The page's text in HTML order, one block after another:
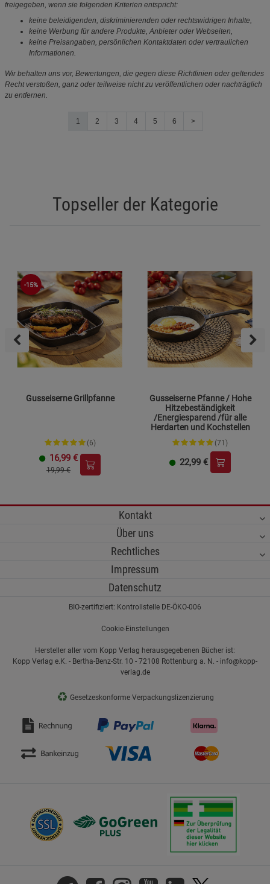
freigegeben, wenn sie folgenden Kriterien entspricht:
keine beleidigenden, diskriminierenden oder rechtswidrigen Inhalte,
keine Werbung für andere Produkte, Anbieter oder Webseiten,
keine Preisangaben, persönlichen Kontaktdaten oder vertraulichen
Informationen.
Wir behalten uns vor, Bewertungen, die gegen diese Richtlinien oder geltendes
Recht verstoßen, ganz oder teilweise nicht zu veröffentlichen oder nachträglich
zu entfernen.
1 2 3 4 5 6 >
Topseller der Kategorie
-15%
Gusseiserne Grillpfanne
(6)
16,99 €
19,99 €
Gusseiserne Pfanne / Hohe
Hitzebeständigkeit
/Energiesparend /für alle
Herdarten und Kochstellen
(71)
22,99 €
Kontakt
Über uns
Rechtliches
Impressum
Datenschutz
BIO-zertifiziert: Kontrollstelle DE-ÖKO-006
Cookie-Einstellungen
Hersteller aller vom Kopp Verlag herausgegebenen Bücher ist:
Kopp Verlag e.K. - Bertha-Benz-Str. 10 - 72108 Rottenburg a. N. - info@kopp-
verlag.de
♻ Gesetzeskonforme Verpackungslizenzierung